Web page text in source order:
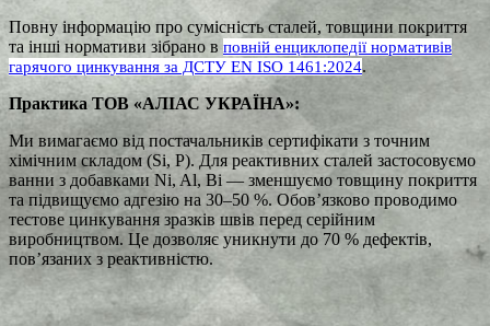
Повну інформацію про сумісність сталей, товщини покриття
та інші нормативи зібрано в повній енциклопедії нормативів
гарячого цинкування за ДСТУ EN ISO 1461:2024.
Практика ТОВ «АЛІАС УКРАЇНА»:
Ми вимагаємо від постачальників сертифікати з точним
хімічним складом (Si, P). Для реактивних сталей застосовуємо
ванни з добавками Ni, Al, Bi — зменшуємо товщину покриття
та підвищуємо адгезію на 30–50 %. Обов’язково проводимо
тестове цинкування зразків швів перед серійним
виробництвом. Це дозволяє уникнути до 70 % дефектів,
пов’язаних з реактивністю.